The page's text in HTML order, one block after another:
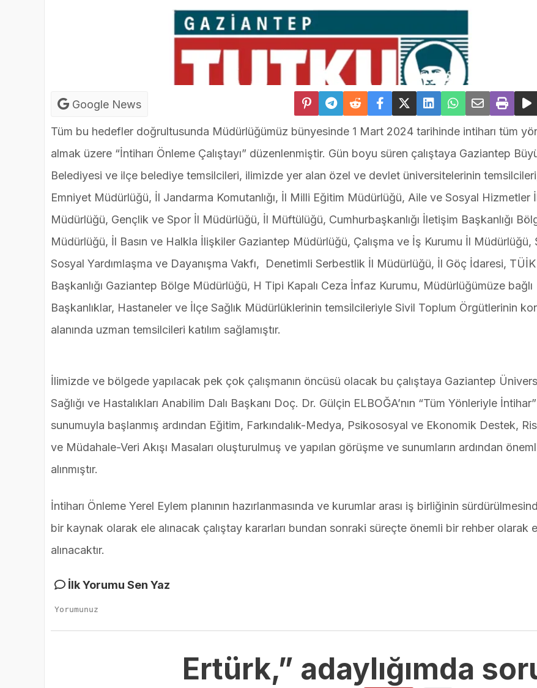
Google News
Tüm bu hedefler doğrultusunda Müdürlüğümüz bünyesinde 1 Mart 2024 tarihinde intiharı tüm
almak üzere “İntiharı Önleme Çalıştayı” düzenlenmiştir. Gün boyu süren çalıştaya Gaziantep
Belediyesi ve ilçe belediye temsilcileri, ilimizde yer alan özel ve devlet üniversitelerinin
Emniyet Müdürlüğü, İl Jandarma Komutanlığı, İl Milli Eğitim Müdürlüğü, Aile ve Sosyal Hizmetler
Müdürlüğü, Gençlik ve Spor İl Müdürlüğü, İl Müftülüğü, Cumhurbaşkanlığı İletişim Başkanlığı
Müdürlüğü, İl Basın ve Halkla İlişkiler Gaziantep Müdürlüğü, Çalışma ve İş Kurumu İl Müdürlüğü,
Sosyal Yardımlaşma ve Dayanışma Vakfı, Denetimli Serbestlik İl Müdürlüğü, İl Göç İdaresi, TÜİK
Başkanlığı Gaziantep Bölge Müdürlüğü, H Tipi Kapalı Ceza İnfaz Kurumu, Müdürlüğümüze bağlı
Başkanlıklar, Hastaneler ve İlçe Sağlık Müdürlüklerinin temsilcileriyle Sivil Toplum Örgütlerinin
alanında uzman temsilcileri katılım sağlamıştır.
İlimizde ve bölgede yapılacak pek çok çalışmanın öncüsü olacak bu çalıştaya Gaziantep
Sağlığı ve Hastalıkları Anabilim Dalı Başkanı Doç. Dr. Gülçin ELBOĞA’nın “Tüm Yönleriyle İntihar”
sunumuyla başlanmış ardından Eğitim, Farkındalık-Medya, Psikososyal ve Ekonomik Destek,
ve Müdahale-Veri Akışı Masaları oluşturulmuş ve yapılan görüşme ve sunumların ardından
alınmıştır.
İntiharı Önleme Yerel Eylem planının hazırlanmasında ve kurumlar arası iş birliğinin
bir kaynak olarak ele alınacak çalıştay kararları bundan sonraki süreçte önemli bir rehber olarak
alınacaktır.
İlk Yorumu Sen Yaz
Ertürk,” adaylığımda